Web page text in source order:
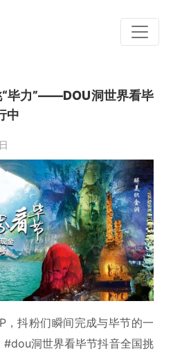
“毕力”——DOU洞世界看毕
中
，抖粉们瞬间完成与毕节的一
洞世界看毕节抖音全国挑